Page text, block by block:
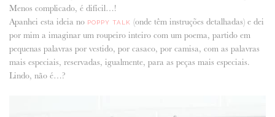
ANUNCIE CONNOSCO
Menos complicado, é difícil…!
Apanhei esta ideia no POPPY TALK (onde têm instruções detalhadas) e dei
por mim a imaginar um roupeiro inteiro com um poema, partido em
pequenas palavras por vestido, por casaco, por camisa, com as palavras
mais especiais, reservadas, igualmente, para as peças mais especiais.
Lindo, não é…?